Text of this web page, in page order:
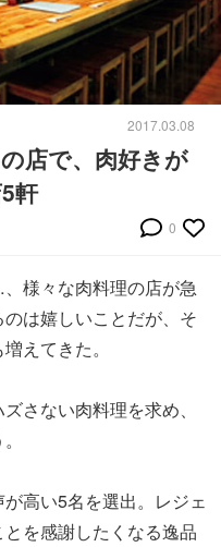
2017.03.08
店で、肉好きが
軒
0
様々な肉料理の店が急
は嬉しいことだが、そ
えてきた。
さない肉料理を求め、
高い5名を選出。レジェ
を感謝したくなる逸品